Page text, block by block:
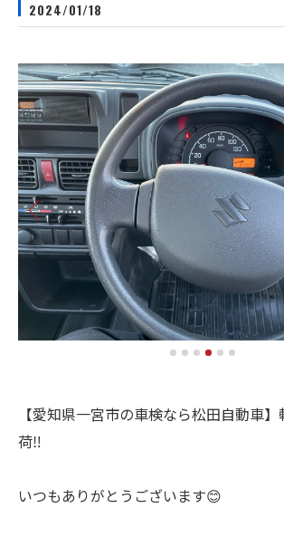
2024/01/18
【愛知県一宮市の車検なら松田自動車
荷‼️
いつもありがとうございます😊